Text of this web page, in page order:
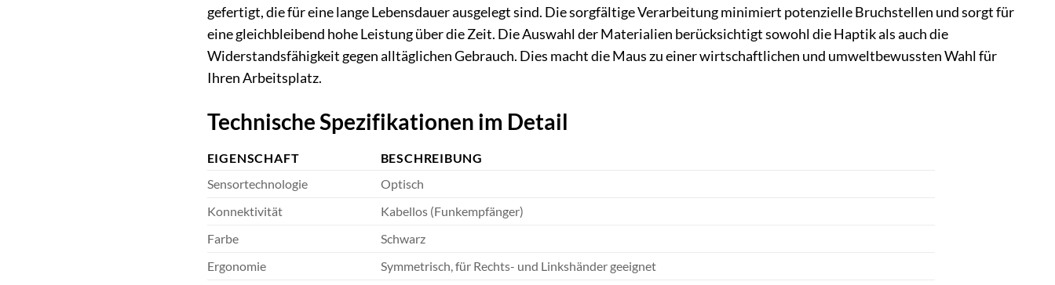
gefertigt, die für eine lange Lebensdauer ausgelegt sind. Die sorgfältige Verarbeitung minimiert potenzielle Bruchstellen und sorgt für
eine gleichbleibend hohe Leistung über die Zeit. Die Auswahl der Materialien berücksichtigt sowohl die Haptik als auch die
Widerstandsfähigkeit gegen alltäglichen Gebrauch. Dies macht die Maus zu einer wirtschaftlichen und umweltbewussten Wahl für
Ihren Arbeitsplatz.
Technische Spezifikationen im Detail
EIGENSCHAFT
BESCHREIBUNG
Sensortechnologie
Optisch
Konnektivität
Kabellos (Funkempfänger)
Farbe
Schwarz
Ergonomie
Symmetrisch, für Rechts- und Linkshänder geeignet